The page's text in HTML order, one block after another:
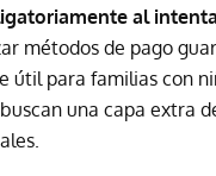
al
métodos de pago
útil para familias con
una capa extra